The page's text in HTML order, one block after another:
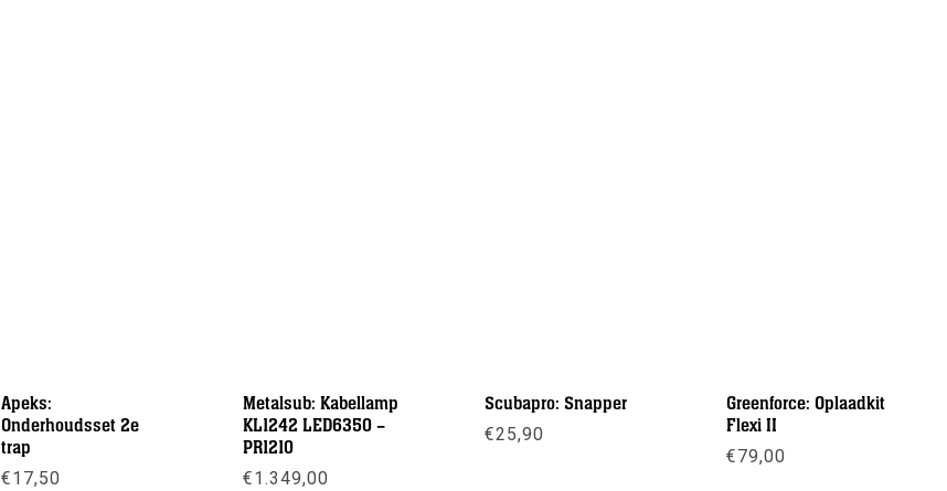
Apeks:
Onderhoudsset 2e
trap
€17,50
Metalsub: Kabellamp
KL1242 LED6350 –
PR1210
€1.349,00
Scubapro: Snapper
€25,90
Greenforce: Oplaadkit
Flexi II
€79,00